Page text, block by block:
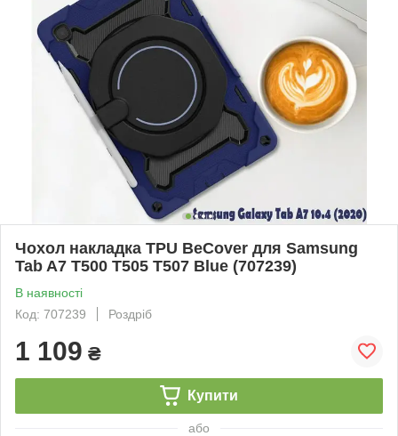
Чохол накладка TPU BeCover для Samsung
Tab A7 T500 T505 T507 Blue (707239)
В наявності
Код: 707239
Роздріб
1 109 ₴
Купити
або